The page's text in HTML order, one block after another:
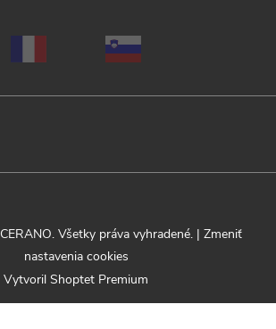
Vytvoril Shoptet Premium
CERANO. Všetky práva vyhradené. | Zmeniť
nastavenia cookies